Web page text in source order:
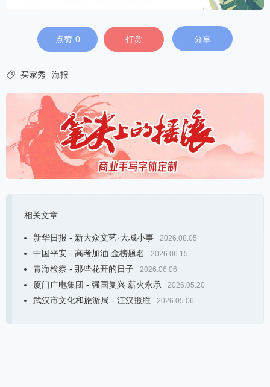
点赞 0 打赏 分享
 买家秀 海报
相关文章
新华日报 - 新大众文艺·大城小事 2026.08.05
中国平安 - 高考加油 金榜题名 2026.06.15
青海检察 - 那些花开的日子 2026.06.06
厦门广电集团 - 强国复兴 薪火永承 2026.05.20
武汉市文化和旅游局 - 江汉揽胜 2026.05.06